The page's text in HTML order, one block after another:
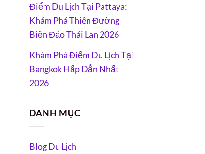
Điểm Du Lịch Tại Pattaya:
Khám Phá Thiên Đường
Biển Đảo Thái Lan 2026
Khám Phá Điểm Du Lịch Tại
Bangkok Hấp Dẫn Nhất
2026
DANH MỤC
Blog Du Lịch